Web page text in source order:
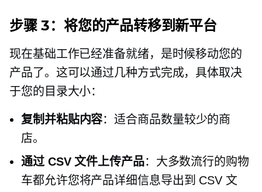
步骤 3：将您的产品转移到新平台
现在基础工作已经准备就绪，是时候移动您的
产品了。这可以通过几种方式完成，具体取决
于您的目录大小：
复制并粘贴内容：适合商品数量较少的商
店。
通过 CSV 文件上传产品：大多数流行的购物
车都允许您将产品详细信息导出到 CSV 文